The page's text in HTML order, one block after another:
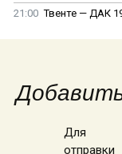
21:00 Твенте — ДАК
Для
отправки